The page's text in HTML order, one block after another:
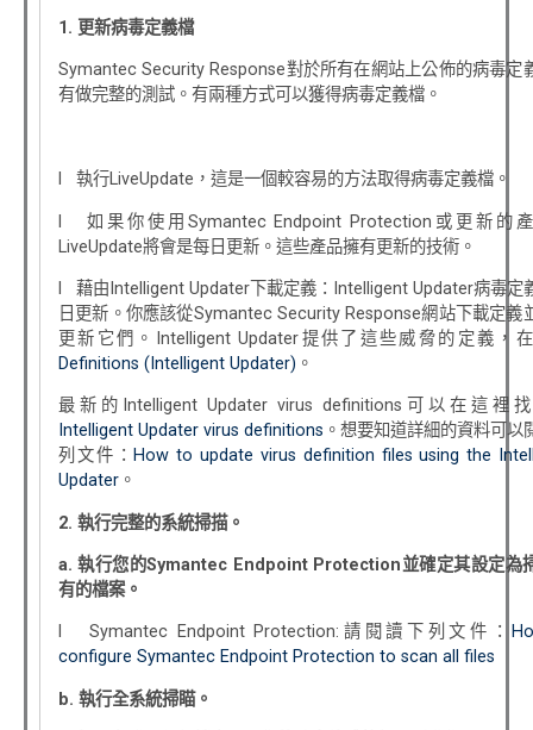
1. 更新病毒定義檔
Symantec Security Response對於所有在網站上公佈的病毒定
有做完整的測試。有兩種方式可以獲得病毒定義檔。
l 執行LiveUpdate，這是一個較容易的方法取得病毒定義檔。
l 如果你使用Symantec Endpoint Protection或更新的
LiveUpdate將會是每日更新。這些產品擁有更新的技術。
l 藉由Intelligent Updater下載定義：Intelligent Updater病毒定
日更新。你應該從Symantec Security Response網站下載定義
更新它們。Intelligent Updater提供了這些威脅的定義，
Definitions (Intelligent Updater) 。
最新的Intelligent Updater virus definitions可以在這裡
Intelligent Updater virus definitions 。想要知道詳細的資料可以
列文件： How to update virus definition files using the
Updater 。
2. 執行完整的系統掃描。
a.執行您的Symantec Endpoint Protection並確定其設定為
有的檔案。
l Symantec Endpoint Protection:請閱讀下列文件：
configure Symantec Endpoint Protection to scan all files
b. 執行全系統掃瞄。